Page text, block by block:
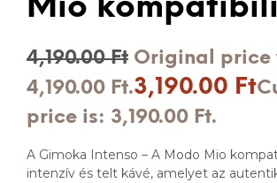
Mio
4,190.00Ft Original price
4,190.00 Ft.3,190.00 Ft
price is: 3,190.00 Ft.
A Gimoka Intenso – A Modo Mio
intenzív és telt kávé, amelyet az